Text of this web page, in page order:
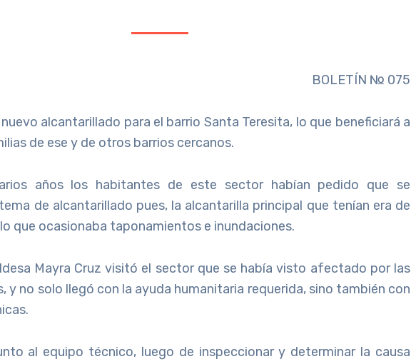
BOLETÍN № 075
alcantarillado para el barrio Santa Teresita, lo que beneficiará a
de ese y de otros barrios cercanos.
años los habitantes de este sector habían pedido que se
de alcantarillado pues, la alcantarilla principal que tenían era de
que ocasionaba taponamientos e inundaciones.
Mayra Cruz visitó el sector que se había visto afectado por las
y no solo llegó con la ayuda humanitaria requerida, sino también con
al equipo técnico, luego de inspeccionar y determinar la causa